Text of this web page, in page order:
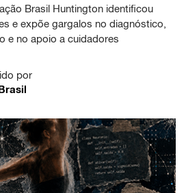
Brasil Huntington identificou
e expõe gargalos no diagnóstico,
e no apoio a cuidadores
por